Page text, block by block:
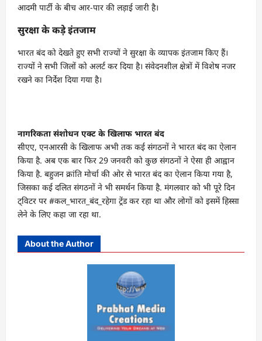
आदमी पार्टी के बीच आर-पार की लड़ाई जारी है।
सुरक्षा के कड़े इंतजाम
भारत बंद को देखते हुए सभी राज्यों ने सुरक्षा के व्यापक इंतजाम किए हैं।
राज्यों ने सभी जिलों को अलर्ट कर दिया है। संवेदनशील क्षेत्रों में विशेष नजर
रखने का निर्देश दिया गया है।
नागरिकता संशोधन एक्ट के खिलाफ भारत बंद
सीएए, एनआरसी के खिलाफ अभी तक कई संगठनों ने भारत बंद का ऐलान
किया है. अब एक बार फिर 29 जनवरी को कुछ संगठनों ने ऐसा ही आह्वान
किया है. बहुजन क्रांति मोर्चा की ओर से भारत बंद का ऐलान किया गया है,
जिसका कई दलित संगठनों ने भी समर्थन किया है. मंगलवार को भी पूरे दिन
ट्विटर पर #कल_भारत_बंद_रहेगा ट्रेंड कर रहा था और लोगों को इसमें हिस्सा
लेने के लिए कहा जा रहा था.
About the Author